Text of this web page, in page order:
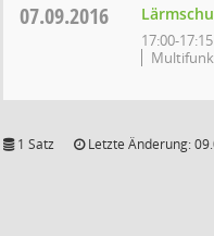
07.09.2016
17:00-
1 Satz Letzte Änderung: